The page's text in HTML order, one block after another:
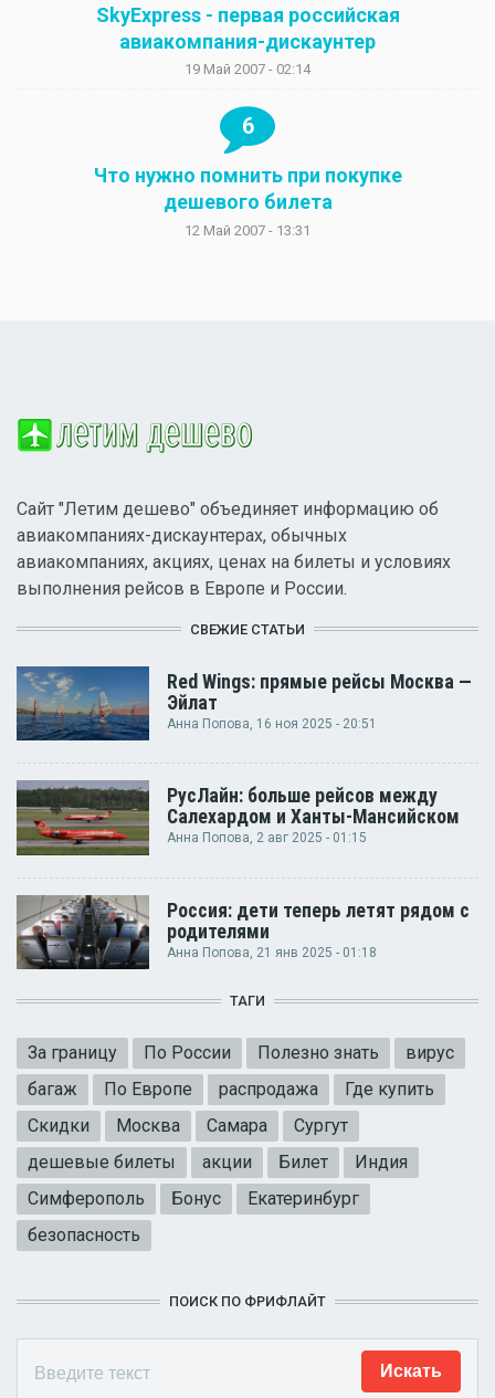
SkyExpress - первая российская
авиакомпания-дискаунтер
19 Май 2007 - 02:14
6
Что нужно помнить при покупке
дешевого билета
12 Май 2007 - 13:31
Сайт "Летим дешево" объединяет информацию об
авиакомпаниях-дискаунтерах, обычных
авиакомпаниях, акциях, ценах на билеты и условиях
выполнения рейсов в Европе и России.
СВЕЖИЕ СТАТЬИ
Red Wings: прямые рейсы Москва —
Эйлат
Анна Попова , 16 ноя 2025 - 20:51
РусЛайн: больше рейсов между
Салехардом и Ханты-Мансийском
Анна Попова, 2 авг 2025 - 01:15
Россия: дети теперь летят рядом с
родителями
Анна Попова , 21 янв 2025 - 01:18
ТАГИ
За границу По России Полезно знать
вирус
багаж
По Европе распродажа
Где купить
Скидки
Москва Самара
Сургут
дешевые билеты
акции Билет
Индия
Симферополь
Бонус
Екатеринбург
безопасность
ПОИСК ПО ФРИФЛАЙТ